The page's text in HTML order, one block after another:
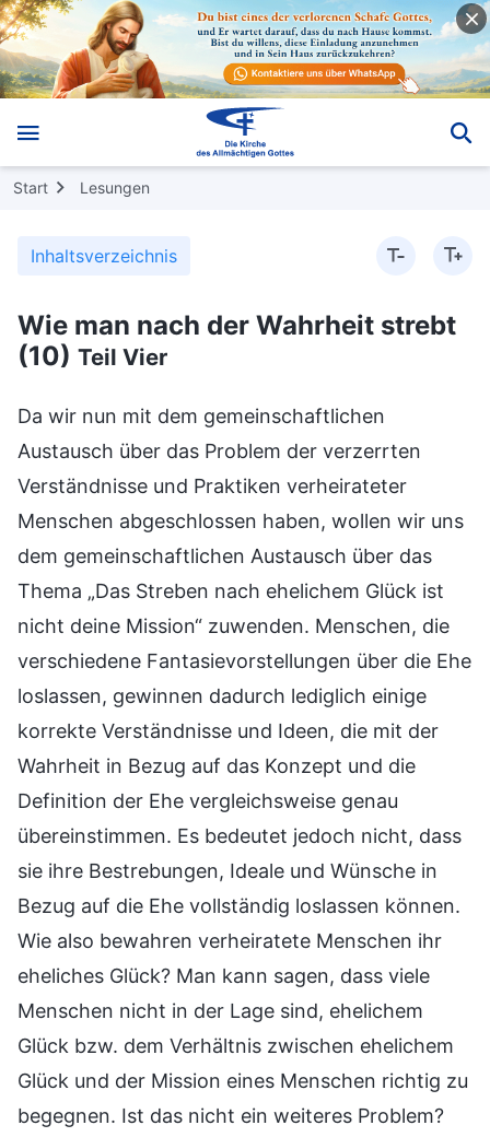
Start Lesungen
Inhaltsverzeichnis
Wie man nach der Wahrheit strebt
(10) Teil Vier
Da wir nun mit dem gemeinschaftlichen
Austausch über das Problem der verzerrten
Verständnisse und Praktiken verheirateter
Menschen abgeschlossen haben, wollen wir uns
dem gemeinschaftlichen Austausch über das
Thema „Das Streben nach ehelichem Glück ist
nicht deine Mission“ zuwenden. Menschen, die
verschiedene Fantasievorstellungen über die Ehe
loslassen, gewinnen dadurch lediglich einige
korrekte Verständnisse und Ideen, die mit der
Wahrheit in Bezug auf das Konzept und die
Definition der Ehe vergleichsweise genau
übereinstimmen. Es bedeutet jedoch nicht, dass
sie ihre Bestrebungen, Ideale und Wünsche in
Bezug auf die Ehe vollständig loslassen können.
Wie also bewahren verheiratete Menschen ihr
eheliches Glück? Man kann sagen, dass viele
Menschen nicht in der Lage sind, ehelichem
Glück bzw. dem Verhältnis zwischen ehelichem
Glück und der Mission eines Menschen richtig zu
begegnen. Ist das nicht ein weiteres Problem?